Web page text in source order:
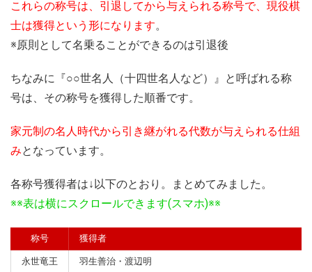
これらの称号は、引退してから与えられる称号で、現役棋
士は獲得という形になります。
※原則として名乗ることができるのは引退後
ちなみに『○○世名人（十四世名人など）』と呼ばれる称
号は、その称号を獲得した順番です。
家元制の名人時代から引き継がれる代数が与えられる仕組
みとなっています。
各称号獲得者は↓以下のとおり。まとめてみました。
※※表は横にスクロールできます(スマホ)※※
称号 獲得者
永世竜王 羽生善治・渡辺明